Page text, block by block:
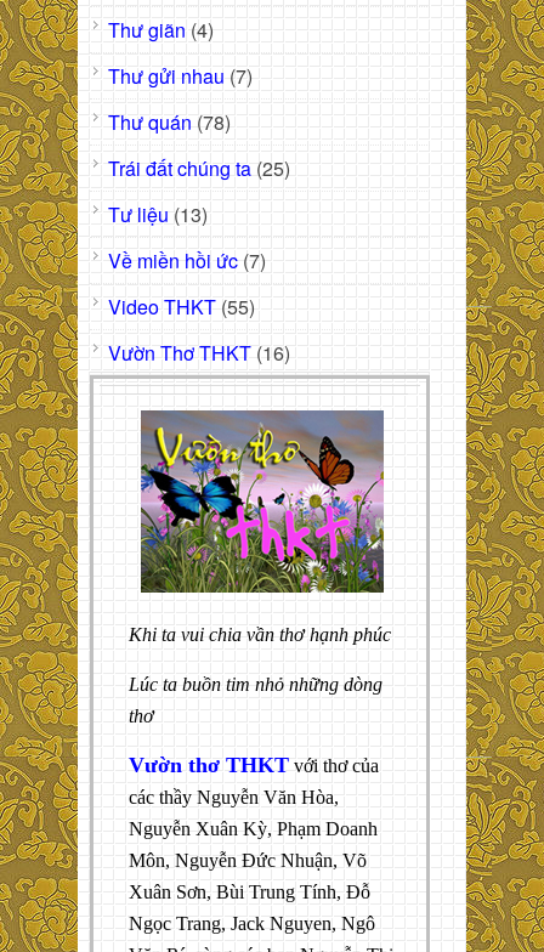
Thư giãn (4)
Thư gửi nhau (7)
Thư quán (78)
Trái đất chúng ta (25)
Tư liệu (13)
Về miền hồi ức (7)
Video THKT (55)
Vườn Thơ THKT (16)
Khi ta vui chia vần thơ hạnh phúc
Lúc ta buồn tim nhỏ những dòng
thơ
Vườn thơ THKT với thơ của
các thầy Nguyễn Văn Hòa,
Nguyễn Xuân Kỳ, Phạm Doanh
Môn, Nguyễn Đức Nhuận, Võ
Xuân Sơn, Bùi Trung Tính, Đỗ
Ngọc Trang, Jack Nguyen, Ngô